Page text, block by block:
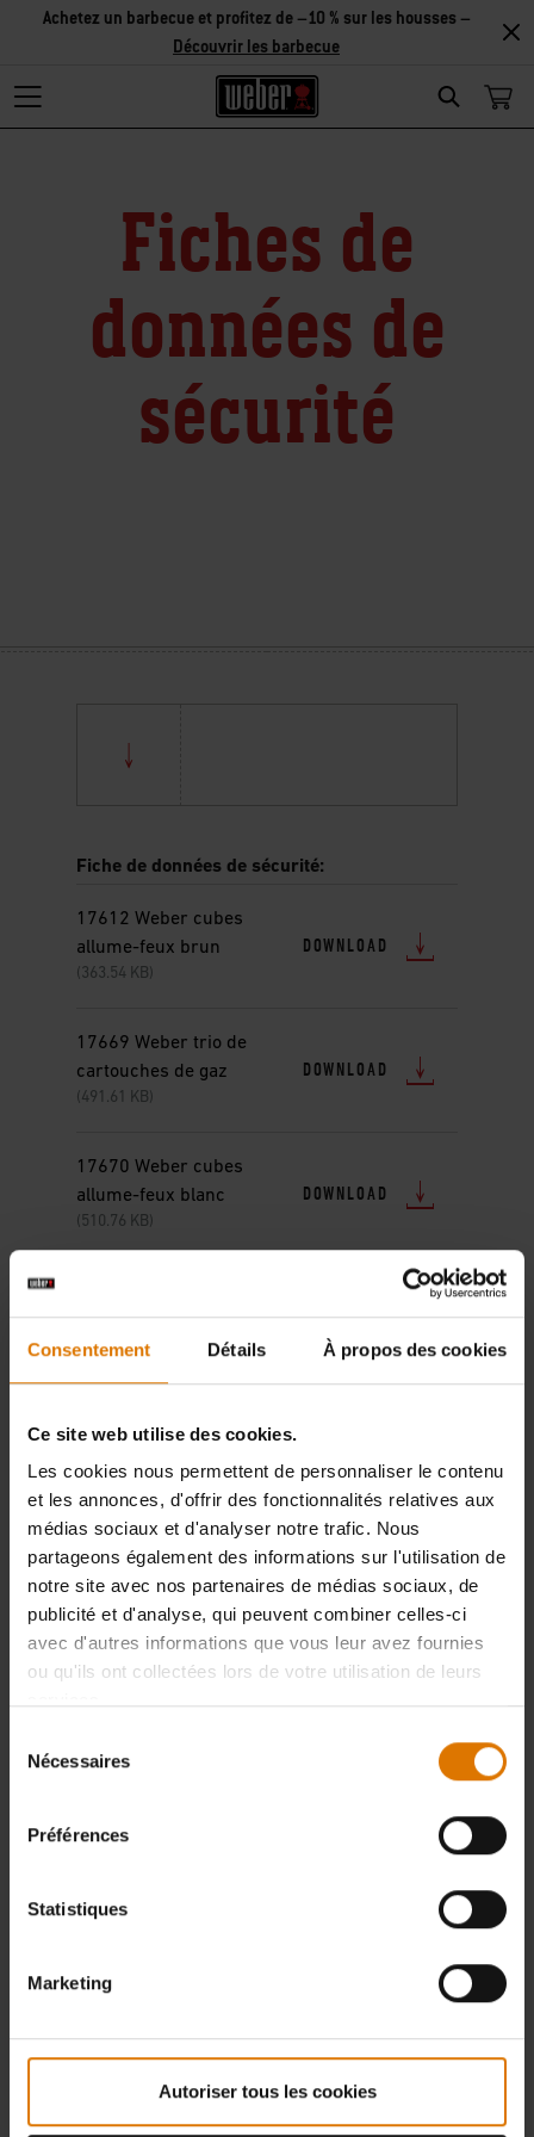
Consentement Détails À propos des cookies
Ce site web utilise des cookies.
Les cookies nous permettent de personnaliser le contenu
et les annonces, d'offrir des fonctionnalités relatives aux
médias sociaux et d'analyser notre trafic. Nous
partageons également des informations sur l'utilisation de
notre site avec nos partenaires de médias sociaux, de
publicité et d'analyse, qui peuvent combiner celles-ci
avec d'autres informations que vous leur avez fournies
ou qu'ils ont collectées lors de votre utilisation de leurs
Nécessaires
Préférences
Statistiques
Marketing
Autoriser tous les cookies
Search
Achetez un barbecue et profitez de –10 % sur les housses –
Découvrir les barbecue
Fiches de
données de
sécurité
Fiche de données de sécurité:
17612 Weber cubes
allume-feux brun
(363.54 KB)
DOWNLOAD
17669 Weber trio de
cartouches de gaz
(491.61 KB)
DOWNLOAD
17670 Weber cubes
allume-feux blanc
(510.76 KB)
DOWNLOAD
pour acier inoxydable
(351.8 KB)
DOWNLOAD
pour grilles de cuisson
(493.16 KB)
17684 Weber nettoyant
pour barbecues
(493.15 KB)
DOWNLOAD
17685 Weber huile anti-
briquette
de gaz
(491.18 KB)
DOWNLOAD
Protection pour housse